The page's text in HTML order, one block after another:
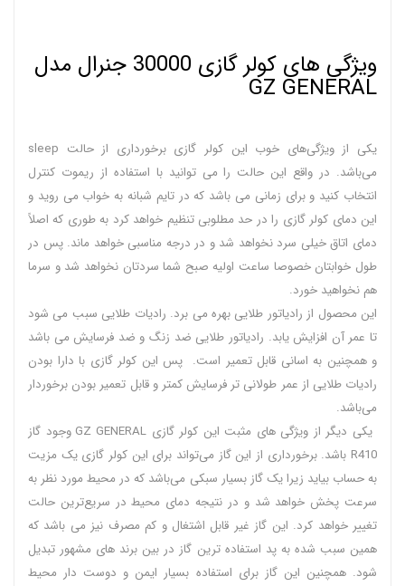
ویژگی های کولر گازی 30000 جنرال مدل
GZ GENERAL
یکی از ویژگی‌های خوب این کولر گازی برخورداری از حالت sleep
می‌باشد. در واقع این حالت را می توانید با استفاده از ریموت کنترل
انتخاب کنید و برای زمانی می‌ باشد که در تایم شبانه به خواب می‌ روید و
این دمای کولر گازی را در حد مطلوبی تنظیم خواهد کرد به طوری که اصلاً
دمای اتاق خیلی سرد نخواهد شد و در درجه مناسبی خواهد ماند. پس در
طول خوابتان خصوصا ساعت اولیه صبح شما سردتان نخواهد شد و سرما
هم نخواهید خورد.
این محصول از رادیاتور طلایی بهره می برد. رادیات طلایی سبب می شود
تا عمر آن افزایش یابد. رادیاتور طلایی ضد زنگ و ضد فرسایش می باشد
و همچنین به اسانی قابل تعمیر است. پس این کولر گازی با دارا بودن
رادیات طلایی از عمر طولانی‌ تر فرسایش کمتر و قابل تعمیر بودن برخوردار
می‌باشد.
یکی دیگر از ویژگی های مثبت این کولر گازی GZ GENERAL وجود گاز
‌R410 باشد. برخورداری از این گاز می‌تواند برای این کولر گازی یک مزیت
به حساب بیاید زیرا یک گاز بسیار سبکی می‌باشد که در محیط مورد نظر به
سرعت پخش خواهد شد و در نتیجه دمای محیط در سریع‌ترین حالت
تغییر خواهد کرد. این گاز غیر قابل اشتغال و کم مصرف نیز می باشد که
همین سبب شده به پد استفاده ترین گاز در بین برند های مشهور تبدیل
شود. همچنین این گاز برای استفاده بسیار ایمن و دوست دار محیط